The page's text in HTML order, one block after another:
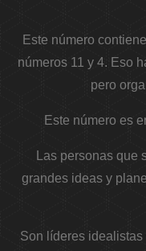
Este número
números 11 y 4. Eso
pero
Este número es
Las personas que
grandes ideas y
Son líderes